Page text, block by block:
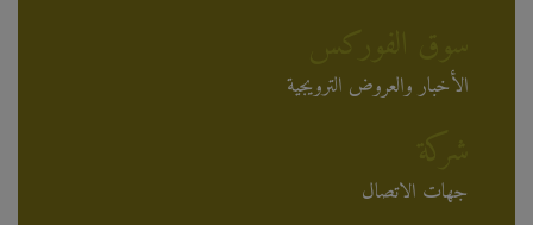
الأخبار والعروض الترويجية
جهات الاتصال